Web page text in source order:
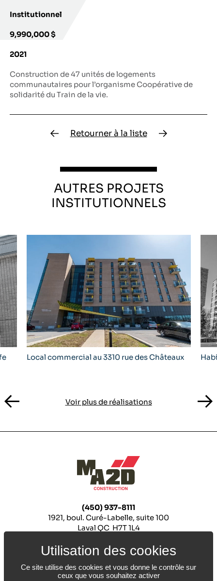
Ce site utilise des cookies et vous donne le contrôle sur
ceux que vous souhaitez activer
Institutionnel
9,990,000 $
2021
Construction de 47 unités de logements
communautaires pour l’organisme Coopérative de
solidarité du Train de la vie.
Retourner à la liste
AUTRES PROJETS
INSTITUTIONNELS
Local commercial au 3310 rue des Châteaux
Voir plus de réalisations
(450) 937-8111
1921, boul. Curé-Labelle, suite 100
Laval QC H7T 1L4
HEURES D’OUVERTURE
8 h à 16 h 00 (lundi au vendredi)
RBQ 56184013